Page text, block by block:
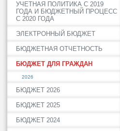
УЧЕТНАЯ ПОЛИТИКА С 2019
ГОДА И БЮДЖЕТНЫЙ ПРОЦЕСС
С 2020 ГОДА
ЭЛЕКТРОННЫЙ БЮДЖЕТ
БЮДЖЕТНАЯ ОТЧЕТНОСТЬ
БЮДЖЕТ ДЛЯ ГРАЖДАН
2026
БЮДЖЕТ 2026
БЮДЖЕТ 2025
БЮДЖЕТ 2024